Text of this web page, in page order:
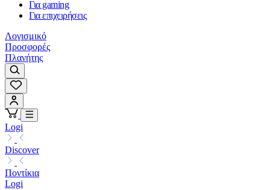
Για gaming
Για επιχειρήσεις
Λογισμικό
Προσφορές
Πλανήτης
Logi
Discover
Ποντίκια
Logi